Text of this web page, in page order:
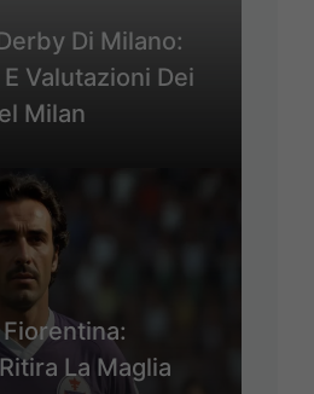
Di Milano:
Valutazioni Dei
Milan
La Maglia